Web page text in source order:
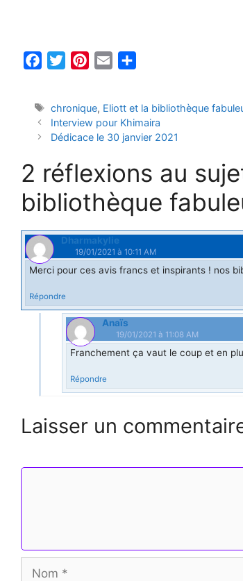
e
o
k
t
t
r
t
e
e
s
t
i
l
t
a
e
r
Étiquettes
chronique, Eliott et la bibliothèque
Interview pour Khimaira
Dédicace le 30 janvier 2021
2 réflexions au
bibliothèque
Dharmakylie
19/01/2021 à 10:11 AM
Merci pour ces avis francs et inspirants ! nos
Répondre
Anaïs
19/01/2021 à 11:08 AM
Franchement ça vaut le coup et en
Répondre
Laisser un